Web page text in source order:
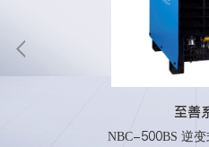
至善
NBC-500BS 逆
